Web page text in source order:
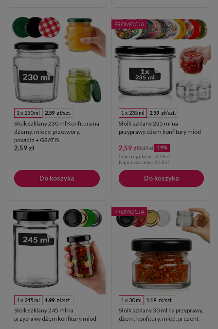
1 x 230 ml 2.59 zł/szt.
Słoik szklany 230 ml Konfitura na
dżemy, miody, przetwory,
powidła + GRATIS
2,59 zł
Do koszyka
1 x 235 ml 2.59 zł/szt.
Słoik szklany 235 ml na
przyprawy dżem konfitury miód
2,59 zł3,19 zł -19%
Cena regularna: 3,19 zł
Najniższa cena: 3,19 zł
Do koszyka
PROMOCJA
1 x 245 ml 1.99 zł/szt.
Słoik szklany 245 ml na
przyprawy dżem konfitury miód
1 x 30 ml 1.19 zł/szt.
Słoik szklany 30 ml na przyprawy,
dżem, konfitury, miód, prezent
PROMOCJA